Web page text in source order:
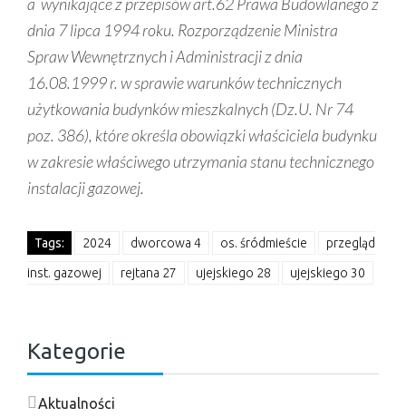
dnia 7 lipca 1994 roku. Rozporządzenie Ministra
Spraw Wewnętrznych i Administracji z dnia
16.08.1999 r. w sprawie warunków technicznych
użytkowania budynków mieszkalnych (Dz.U. Nr 74
poz. 386), które określa obowiązki właściciela budynku
w zakresie właściwego utrzymania stanu technicznego
instalacji gazowej.
Tags: 2024 dworcowa 4 os. śródmieście przegląd
inst. gazowej rejtana 27 ujejskiego 28 ujejskiego 30
Kategorie
Aktualności